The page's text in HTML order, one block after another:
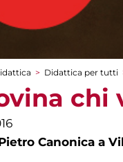
qui
> Didattica per tutti
chi
Canonica a